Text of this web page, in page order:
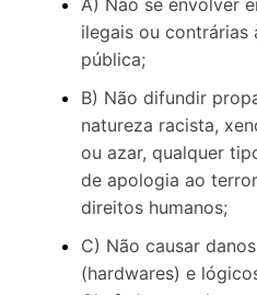
A) Não se envolver
ilegais ou contrárias
pública;
B) Não difundir
natureza racista,
ou azar, qualquer
de apologia ao
direitos humanos;
C) Não causar
(hardwares) e